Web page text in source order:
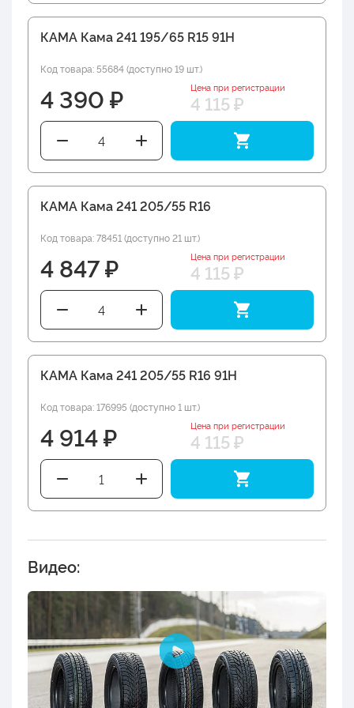
КАМА Кама 241 195/65 R15 91H
Код товара: 55684 (доступно 19 шт.)
4 390 ₽ Цена при регистрации
4 115 ₽
КАМА Кама 241 205/55 R16
Код товара: 78451 (доступно 21 шт.)
4 847 ₽ Цена при регистрации
4 115 ₽
КАМА Кама 241 205/55 R16 91H
Код товара: 176995 (доступно 1 шт.)
4 914 ₽ Цена при регистрации
4 115 ₽
Видео: